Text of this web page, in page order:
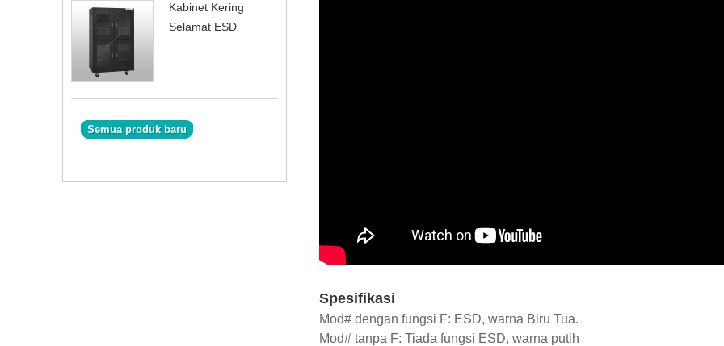
Kabinet Kering
Selamat ESD
Semua produk baru
Spesifikasi
Mod# dengan fungsi F: ESD, warna Biru Tua.
Mod# tanpa F: Tiada fungsi ESD, warna putih